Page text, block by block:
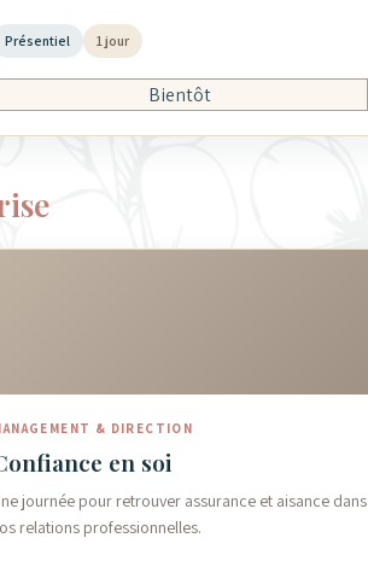
Présentiel 1 jour
Bientôt
& DIRECTION
en soi
journée pour retrouver assurance et aisance dans
relations professionnelles.